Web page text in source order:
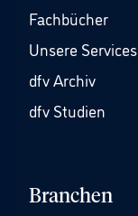
Fachbücher
Unsere Services
dfv Archiv
dfv Studien
Branchen